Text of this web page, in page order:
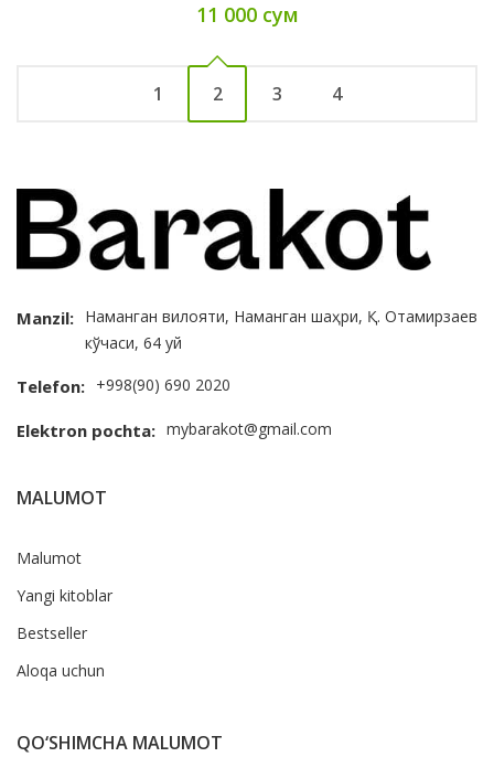
11 000 сум
1 2 3 4
Manzil: Наманган вилояти, Наманган шаҳри, Қ. Отамирзаев
кўчаси, 64 уй
Telefon: +998(90) 690 2020
Elektron pochta: mybarakot@gmail.com
MALUMOT
Malumot
Yangi kitoblar
Bestseller
Aloqa uchun
QO‘SHIMCHA MALUMOT